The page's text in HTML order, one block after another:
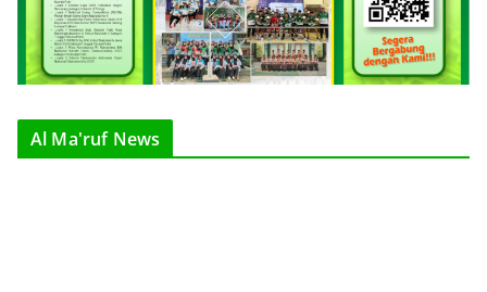
Al Ma'ruf News